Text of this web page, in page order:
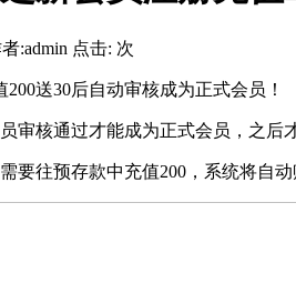
:admin 点击: 次
送30后自动审核成为正式会员！
审核通过才能成为正式会员，之后
要往预存款中充值200，系统将自